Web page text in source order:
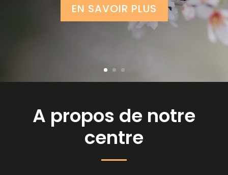
EN SAVOIR PLUS
A propos de notre
centre